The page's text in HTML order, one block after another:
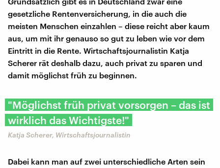
gesetzliche Rentenversicherung, in die auch die
meisten Menschen einzahlen – diese reicht aber kaum
aus, um mit ihr genauso so gut zu leben wie vor dem
Eintritt in die Rente. Wirtschaftsjournalistin Katja
Scherer rät deshalb dazu, auch privat zu sparen und
damit möglichst früh zu beginnen.
"Möglichst früh privat vorsorgen – das ist
wirklich das Wichtigste!"
Katja Scherer, Wirtschaftsjournalistin
Dabei kann man auf zwei unterschiedliche Arten sein